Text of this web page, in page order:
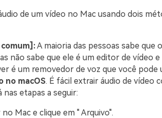
de um vídeo no Mac usando dois
A maioria das pessoas sabe que
não sabe que ele é um editor de vídeo e
é um removedor de voz que você pode
no macOS. É fácil extrair áudio de vídeo
nas etapas a seguir:
Mac e clique em " Arquivo".